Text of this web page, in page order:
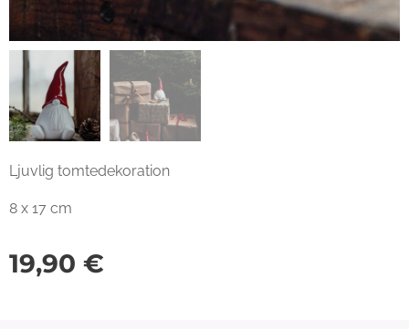
Ljuvlig tomtedekoration
8 x 17 cm
19,90 €